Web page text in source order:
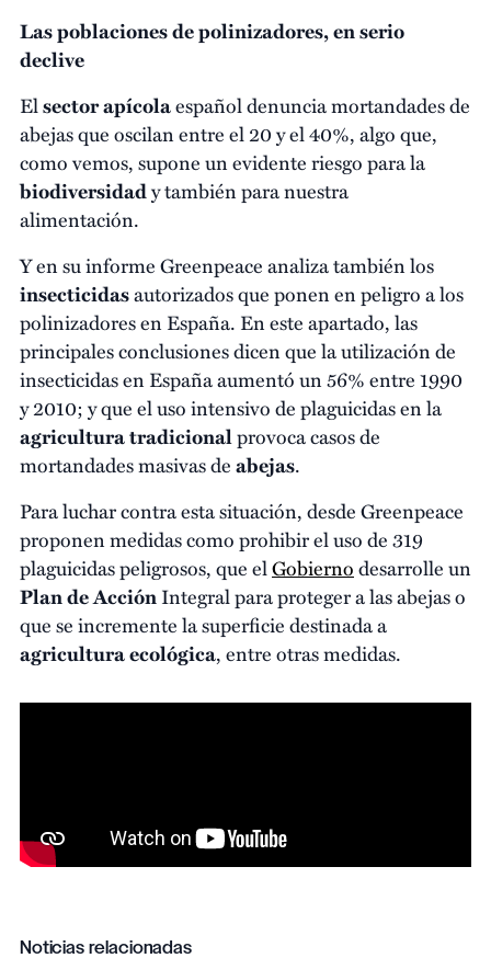
Las poblaciones de polinizadores, en serio
declive
Elsector apícolaespañol denuncia mortandades de
abejas que oscilan entre el 20 y el 40%, algo que,
como vemos, supone un evidente riesgo para la
biodiversidady también para nuestra
alimentación.
Y en su informe Greenpeace analiza también los
insecticidasautorizados que ponen en peligro a los
polinizadores en España. En este apartado, las
principales conclusiones dicen que la utilización de
insecticidas en España aumentó un 56% entre 1990
y 2010; y que el uso intensivo de plaguicidas en la
agricultura tradicionalprovoca casos de
mortandades masivas deabejas.
Para luchar contra esta situación, desde Greenpeace
proponen medidas como prohibir el uso de 319
plaguicidas peligrosos, que elGobiernodesarrolle un
Plan de AcciónIntegral para proteger a las abejas o
que se incremente la superficie destinada a
agricultura ecológica, entre otras medidas.
Noticias relacionadas